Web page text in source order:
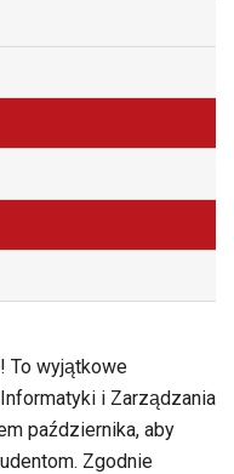
To wyjątkowe
i Zarządzania
października, aby
Zgodnie